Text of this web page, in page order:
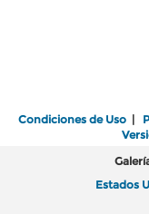
Condiciones de Uso |
Estados